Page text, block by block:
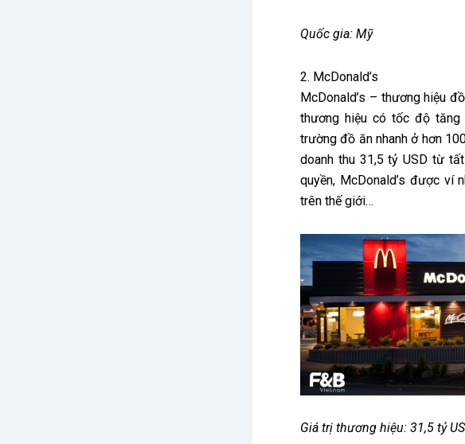
Quốc gia: Mỹ
2. McDonald’s
McDonald’s – thương hiệu
thương hiệu có tốc độ
trường đồ ăn nhanh ở hơn
doanh thu 31,5 tỷ USD từ
quyền, McDonald’s được ví
trên thế giới…
Giá trị thương hiệu: 31,5 tỷ